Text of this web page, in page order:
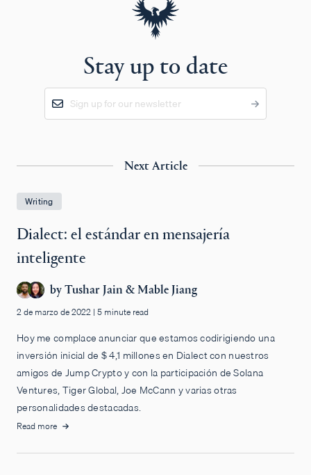
Stay up to date
Next Article
Writing
Dialect: el estándar en mensajería
inteligente
byTushar Jain &Mable Jiang
2 de marzo de 2022 | 5 minute read
Hoy me complace anunciar que estamos codirigiendo una
inversión inicial de $ 4,1 millones en Dialect con nuestros
amigos de Jump Crypto y con la participación de Solana
Ventures, Tiger Global, Joe McCann y varias otras
personalidades destacadas.
Read more